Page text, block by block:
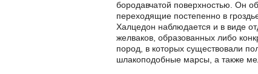
бородавчатой поверхностью. Он
переходящие постепенно в
Халцедон наблюдается и в виде
желваков, образованных либо
пород, в которых существовали
шлакоподобные марсы, а также